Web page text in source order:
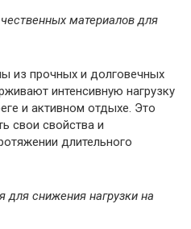
материалов для
из прочных и долговечных
интенсивную нагрузку
и активном отдыхе. Это
свои свойства и
длительного
снижения нагрузки на